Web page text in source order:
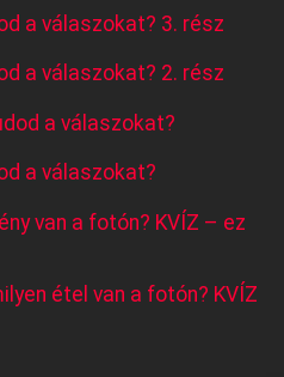
a válaszokat? 3. rész
a válaszokat? 2. rész
a válaszokat?
a válaszokat?
van a fotón? KVÍZ – ez
étel van a fotón? KVÍZ